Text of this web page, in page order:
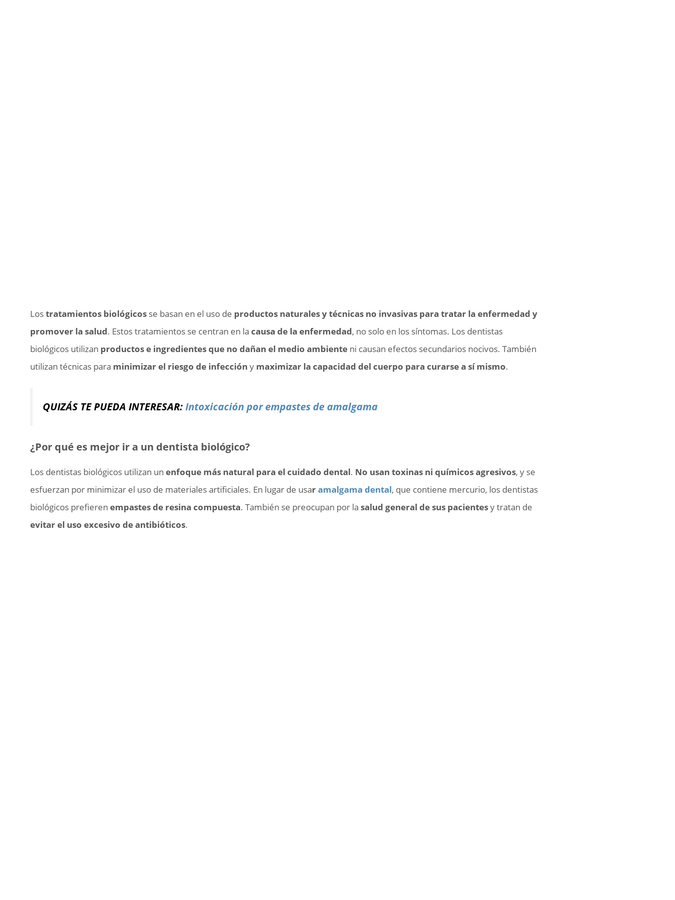
Lostratamientos biológicos se basan en el uso de productos naturales y técnicas no invasivas para tratar la enfermedad y
promover la salud. Estos tratamientos se centran en la causa de la enfermedad, no solo en los síntomas. Los dentistas
biológicos utilizan productos e ingredientes que no dañan el medio ambiente ni causan efectos secundarios nocivos. También
utilizan técnicas para minimizar el riesgo de infección y maximizar la capacidad del cuerpo para curarse a sí mismo.
QUIZÁS TE PUEDA INTERESAR:Intoxicación por empastes de amalgama
¿Por qué es mejor ir a un dentista biológico?
Los dentistas biológicos utilizan un enfoque más natural para el cuidado dental. No usan toxinas ni químicos agresivos, y se
esfuerzan por minimizar el uso de materiales artificiales. En lugar de usaramalgama dental, que contiene mercurio, los dentistas
biológicos prefieren empastes de resina compuesta. También se preocupan por la salud general de sus pacientesy tratan de
evitar el uso excesivo de antibióticos.